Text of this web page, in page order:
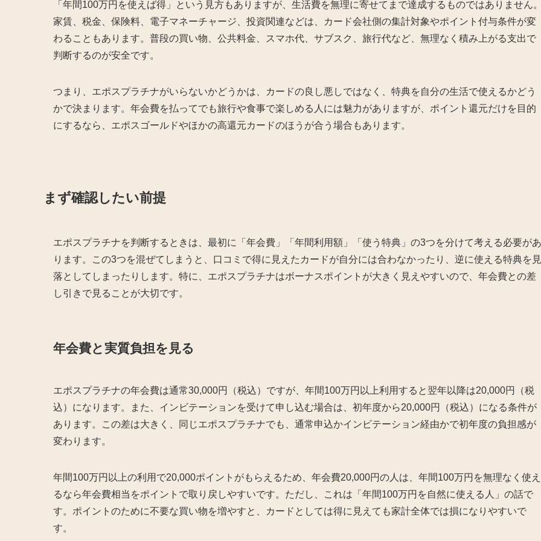
「年間100万円を使えば得」という見方もありますが、生活費を無理に寄せてまで達成するものではありません。
家賃、税金、保険料、電子マネーチャージ、投資関連などは、カード会社側の集計対象やポイント付与条件が変
わることもあります。普段の買い物、公共料金、スマホ代、サブスク、旅行代など、無理なく積み上がる支出で
判断するのが安全です。
つまり、エポスプラチナがいらないかどうかは、カードの良し悪しではなく、特典を自分の生活で使えるかどう
かで決まります。年会費を払ってでも旅行や食事で楽しめる人には魅力がありますが、ポイント還元だけを目的
にするなら、エポスゴールドやほかの高還元カードのほうが合う場合もあります。
まず確認したい前提
エポスプラチナを判断するときは、最初に「年会費」「年間利用額」「使う特典」の3つを分けて考える必要があ
ります。この3つを混ぜてしまうと、口コミで得に見えたカードが自分には合わなかったり、逆に使える特典を見
落としてしまったりします。特に、エポスプラチナはボーナスポイントが大きく見えやすいので、年会費との差
し引きで見ることが大切です。
年会費と実質負担を見る
エポスプラチナの年会費は通常30,000円（税込）ですが、年間100万円以上利用すると翌年以降は20,000円（税
込）になります。また、インビテーションを受けて申し込む場合は、初年度から20,000円（税込）になる条件が
あります。この差は大きく、同じエポスプラチナでも、通常申込かインビテーション経由かで初年度の負担感が
変わります。
年間100万円以上の利用で20,000ポイントがもらえるため、年会費20,000円の人は、年間100万円を無理なく使え
るなら年会費相当をポイントで取り戻しやすいです。ただし、これは「年間100万円を自然に使える人」の話で
す。ポイントのために不要な買い物を増やすと、カードとしては得に見えても家計全体では損になりやすいで
す。